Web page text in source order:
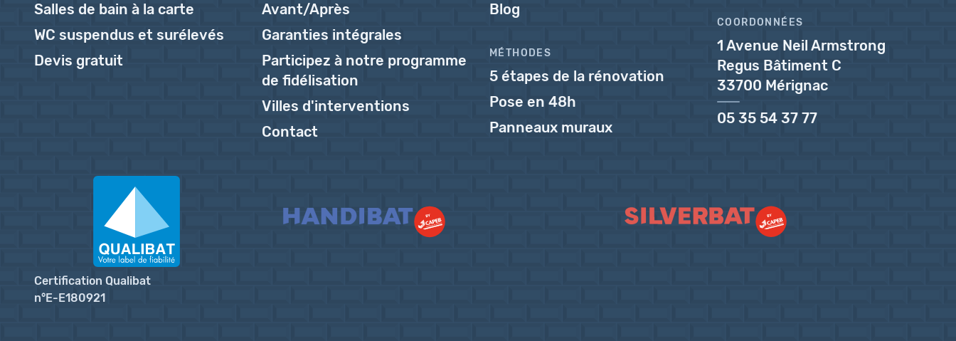
Salles de bain à la carte
WC suspendus et surélevés
Devis gratuit
Avant/Après
Garanties intégrales
Participez à notre programme
de fidélisation
Villes d'interventions
Contact
Blog
MÉTHODES
5 étapes de la rénovation
Pose en 48h
Panneaux muraux
COORDONNÉES
1 Avenue Neil Armstrong
Regus Bâtiment C
33700 Mérignac
05 35 54 37 77
Certification Qualibat
n°E-E180921